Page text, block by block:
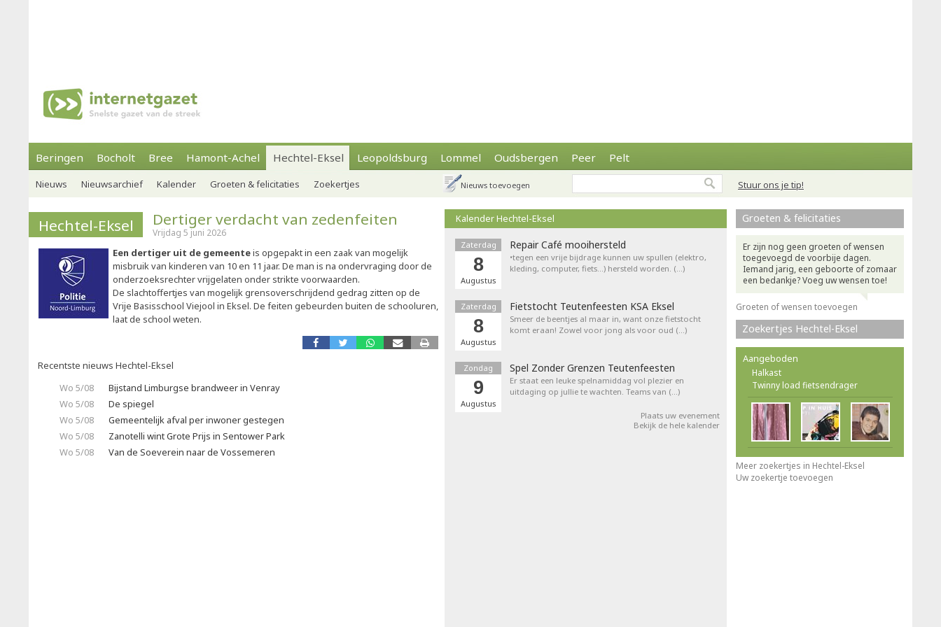
Beringen Bocholt Bree Hamont-Achel Hechtel-Eksel Leopoldsburg Lommel Oudsbergen Peer Pelt
Stuur ons je tip!
Nieuws Nieuwsarchief Kalender Groeten & felicitaties Zoekertjes Nieuws toevoegen
Hechtel-Eksel Dertiger verdacht van zedenfeiten
Vrijdag 5 juni 2026
Een dertiger uit de gemeenteis opgepakt in een zaak van mogelijk
misbruik van kinderen van 10 en 11 jaar. De man is na ondervraging door de
onderzoeksrechter vrijgelaten onder strikte voorwaarden.
De slachtoffertjes van mogelijk grensoverschrijdend gedrag zitten op de
Vrije Basisschool Viejool in Eksel. De feiten gebeurden buiten de schooluren,
laat de school weten.
Recentste nieuws Hechtel-Eksel
Wo 5/08
Bijstand Limburgse brandweer in Venray
Wo 5/08
De spiegel
Wo 5/08
Gemeentelijk afval per inwoner gestegen
Wo 5/08
Zanotelli wint Grote Prijs in Sentower Park
Wo 5/08
Van de Soeverein naar de Vossemeren
Kalender Hechtel-Eksel
Zaterdag
8
Augustus
Repair Café mooihersteld
•tegen een vrije bijdrage kunnen uw spullen (elektro,
kleding, computer, fiets…) hersteld worden. (…)
Zaterdag
8
Augustus
Fietstocht Teutenfeesten KSA Eksel
Smeer de beentjes al maar in, want onze fietstocht
komt eraan! Zowel voor jong als voor oud (…)
Zondag
9
Augustus
Spel Zonder Grenzen Teutenfeesten
Er staat een leuke spelnamiddag vol plezier en
uitdaging op jullie te wachten. Teams van (…)
Plaats uw evenement
Bekijk de hele kalender
Groeten & felicitaties
Er zijn nog geen groeten of wensen
toegevoegd de voorbije dagen.
Iemand jarig, een geboorte of zomaar
een bedankje? Voeg uw wensen toe!
Groeten of wensen toevoegen
Zoekertjes Hechtel-Eksel
Aangeboden
Halkast
Twinny load fietsendrager
Meer zoekertjes in Hechtel-Eksel
Uw zoekertje toevoegen